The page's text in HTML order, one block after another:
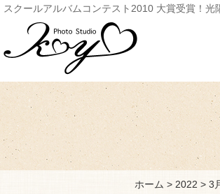
スクールアルバムコンテスト2010 大賞受賞！光
ホーム > 2022 > 3